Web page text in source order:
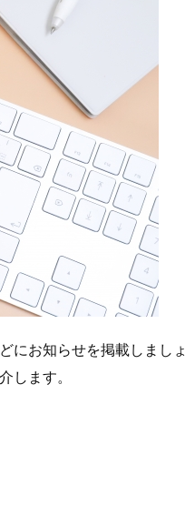
にお知らせを掲載しましょ
します。